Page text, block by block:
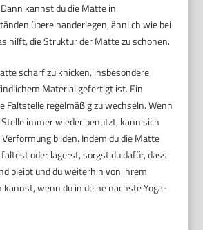
kannst du die Matte in
übereinanderlegen, ähnlich wie bei
hilft, die Struktur der Matte zu schonen.
scharf zu knicken, insbesondere
Material gefertigt ist. Ein
Faltstelle regelmäßig zu wechseln. Wenn
immer wieder benutzt, kann sich
bilden. Indem du die Matte
oder lagerst, sorgst du dafür, dass
bleibt und du weiterhin von ihrem
wenn du in deine nächste Yoga-